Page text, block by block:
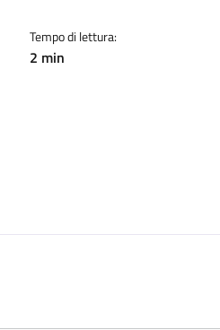
Tempo di lettura:
2 min